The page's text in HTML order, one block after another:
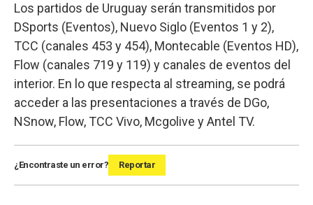
Los partidos de Uruguay serán transmitidos por
DSports (Eventos), Nuevo Siglo (Eventos 1 y 2),
TCC (canales 453 y 454), Montecable (Eventos HD),
Flow (canales 719 y 119) y canales de eventos del
interior. En lo que respecta al streaming, se podrá
acceder a las presentaciones a través de DGo,
NSnow, Flow, TCC Vivo, Mcgolive y Antel TV.
¿Encontraste un error? Reportar